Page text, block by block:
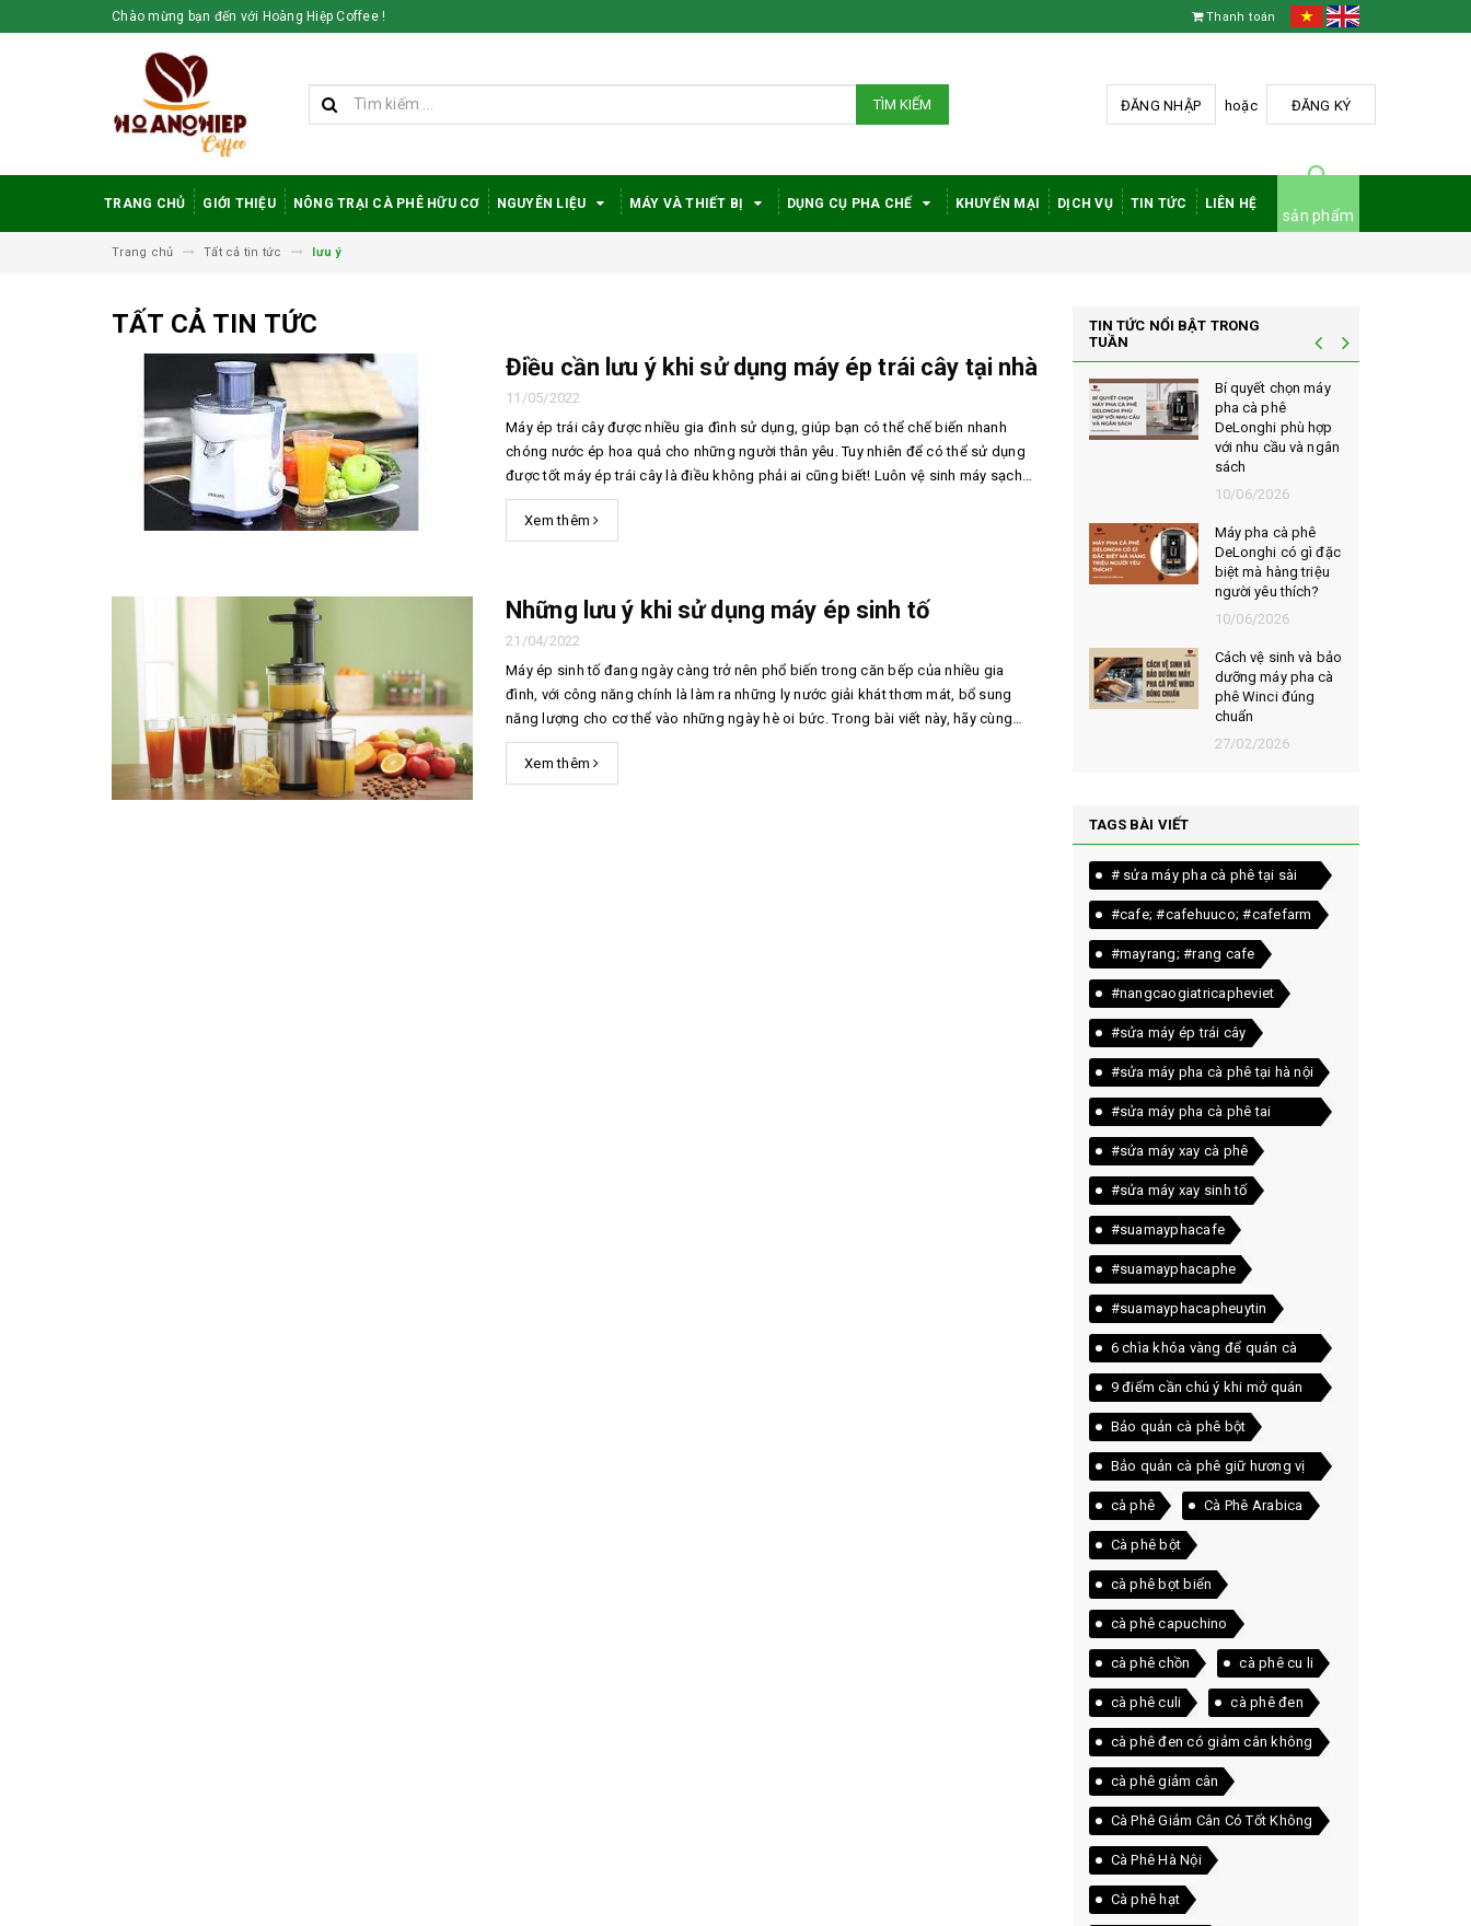
Chào mừng bạn đến với Hoàng Hiệp Coffee ! Thanh toán
TÌM KIẾM ĐĂNG NHẬP hoặc ĐĂNG KÝ
TRANG CHỦ GIỚI THIỆU NÔNG TRẠI CÀ PHÊ HỮU CƠ NGUYÊN LIỆU MÁY VÀ THIẾT BỊ DỤNG CỤ PHA CHẾ KHUYẾN MẠI DỊCH VỤ TIN TỨC LIÊN HỆ
sản phẩm
Trang chủ Tất cả tin tức lưu ý
TẤT CẢ TIN TỨC
Điều cần lưu ý khi sử dụng máy ép trái cây tại nhà
11/05/2022
Máy ép trái cây được nhiều gia đình sử dụng, giúp bạn có thể chế biến nhanh
chóng nước ép hoa quả cho những người thân yêu. Tuy nhiên để có thể sử dụng
được tốt máy ép trái cây là điều không phải ai cũng biết! Luôn vệ sinh máy sạch
sẽ Sau mỗi lần sử dụng, máy ép sẽ bị bám các loại nguyên liệu, ...
Xem thêm
Những lưu ý khi sử dụng máy ép sinh tố
21/04/2022
Máy ép sinh tố đang ngày càng trở nên phổ biến trong căn bếp của nhiều gia
đình, với công năng chính là làm ra những ly nước giải khát thơm mát, bổ sung
năng lượng cho cơ thể vào những ngày hè oi bức. Trong bài viết này, hãy cùng
chúng tôi tìm hiểu cách sử dụng máy ép sinh tố một cách c...
Xem thêm
TIN TỨC NỔI BẬT TRONG
TUẦN
Vì sao cà phê
robusta rang mộc
được đánh giá cao
trong giới sành cà
phê?
10/06/2026
Bí quyết chọn mua
giá một loại bột cà
phê nguyên chất
ngon
10/06/2026
DeLonghi phù hợp
với nhu cầu và ngân
sách
10/06/2026
dưỡng máy pha cà
phê Winci đúng
chuẩn
được đánh giá cao
trong giới sành cà
phê?
10/06/2026
giá một loại bột cà
phê nguyên chất
ngon
Bí quyết chọn máy
pha cà phê
DeLonghi phù hợp
với nhu cầu và ngân
sách
10/06/2026
Máy pha cà phê
DeLonghi có gì đặc
biệt mà hàng triệu
người yêu thích?
10/06/2026
Cách vệ sinh và bảo
dưỡng máy pha cà
phê Winci đúng
chuẩn
27/02/2026
TAGS BÀI VIẾT
# sửa máy pha cà phê tại sài
gòn
#cafe; #cafehuuco; #cafefarm
#mayrang; #rang cafe
#nangcaogiatricapheviet
#sửa máy ép trái cây
#sửa máy pha cà phê tại hà nội
#sửa máy pha cà phê tai
quảng trị
#sửa máy xay cà phê
#sửa máy xay sinh tố
#suamayphacafe
#suamayphacaphe
#suamayphacapheuytin
6 chìa khóa vàng để quán cà
phê của bạn luôn đông khách
9 điểm cần chú ý khi mở quán
cà phê
Bảo quản cà phê bột
Bảo quản cà phê giữ hương vị
lâu nhất
cà phê Cà Phê Arabica
Cà phê bột
cà phê bọt biển
cà phê capuchino
cà phê chồn cà phê cu li
cà phê culi cà phê đen
cà phê đen có giảm cân không
cà phê giảm cân
Cà Phê Giảm Cân Có Tốt Không
Cà Phê Hà Nội
Cà phê hạt